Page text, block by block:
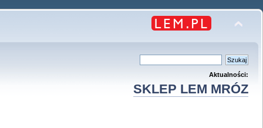
Aktualności:
SKLEP LEM MRÓZ